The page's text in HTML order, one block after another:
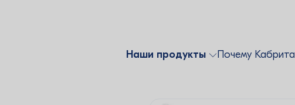
Наши продукты Почему Кабрита